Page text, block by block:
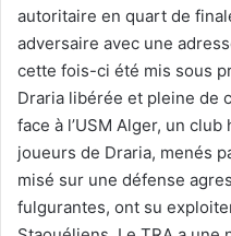
autoritaire en quart de
adversaire avec une
cette fois-ci été mis sous
Draria libérée et pleine de
face à l’USM Alger, un
joueurs de Draria, menés
misé sur une défense
fulgurantes, ont su